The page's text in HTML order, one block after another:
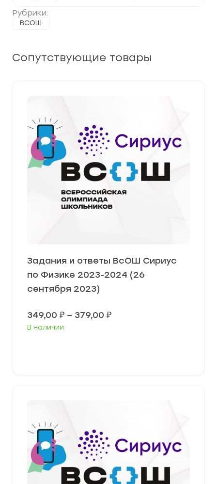
Рубрики:
ВСОШ
Сопутствующие товары
Задания и ответы ВсОШ Сириус
по Физике 2023-2024 (26
сентября 2023)
349,00 ₽ – 379,00 ₽Диапазон
В наличии